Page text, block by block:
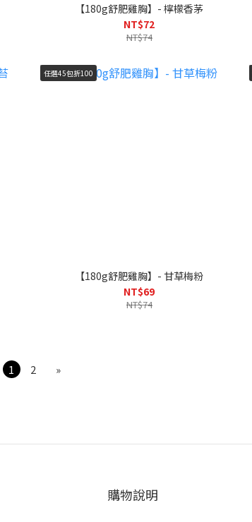
【180g舒肥雞胸】- 檸檬香茅
NT$72
NT$74
任選45包折100
【180g舒肥雞胸】- 甘草梅粉
NT$69
NT$74
1 2 »
購物說明